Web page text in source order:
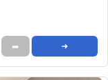
➦ ➜